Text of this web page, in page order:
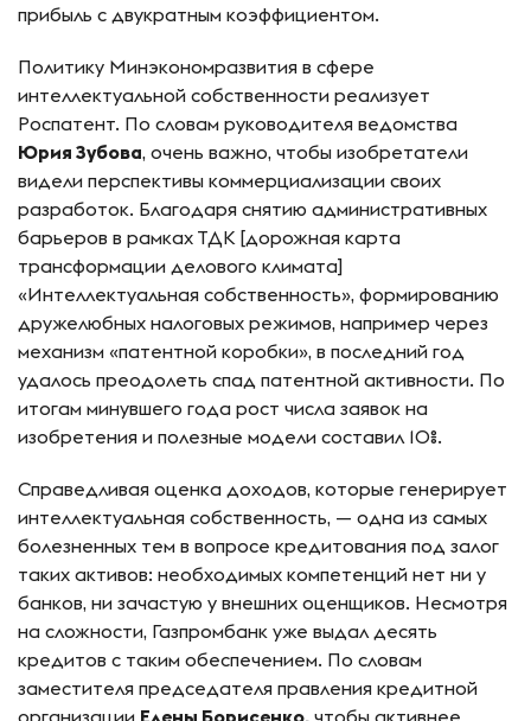
прибыль с двукратным коэффициентом.
Политику Минэкономразвития в сфере
интеллектуальной собственности реализует
Роспатент. По словам руководителя ведомства
Юрия Зубова, очень важно, чтобы изобретатели
видели перспективы коммерциализации своих
разработок. Благодаря снятию административных
барьеров в рамках ТДК [дорожная карта
трансформации делового климата]
«Интеллектуальная собственность», формированию
дружелюбных налоговых режимов, например через
механизм «патентной коробки», в последний год
удалось преодолеть спад патентной активности. По
итогам минувшего года рост числа заявок на
изобретения и полезные модели составил 10%.
Справедливая оценка доходов, которые генерирует
интеллектуальная собственность, — одна из самых
болезненных тем в вопросе кредитования под залог
таких активов: необходимых компетенций нет ни у
банков, ни зачастую у внешних оценщиков. Несмотря
на сложности, Газпромбанк уже выдал десять
кредитов с таким обеспечением. По словам
заместителя председателя правления кредитной
организации Елены Борисенко, чтобы активнее